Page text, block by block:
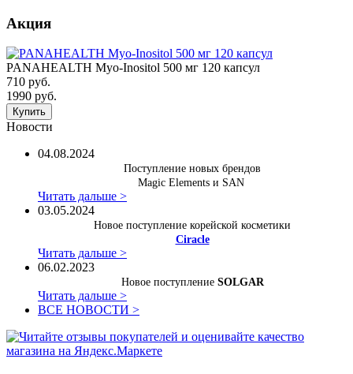
Акция
PANAHEALTH Myo-Inositol 500 мг 120 капсул
710 руб.
1990 руб.
Купить
Новости
04.08.2024
Поступление новых брендов
Magic Elements и SAN
Читать дальше >
03.05.2024
Новое поступление корейской косметики
Ciracle
Читать дальше >
06.02.2023
Новое поступление SOLGAR
Читать дальше >
ВСЕ НОВОСТИ >